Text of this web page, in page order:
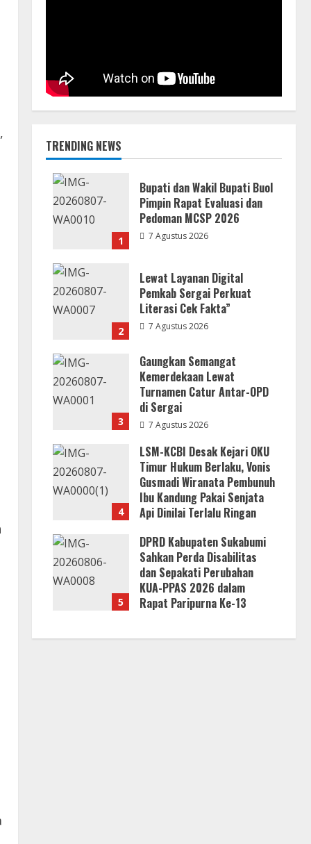
TRENDING NEWS
1
Bupati dan Wakil Bupati Buol
Pimpin Rapat Evaluasi dan
Pedoman MCSP 2026
7 Agustus 2026
2
Lewat Layanan Digital
Pemkab Sergai Perkuat
Literasi Cek Fakta”
7 Agustus 2026
3
Gaungkan Semangat
Kemerdekaan Lewat
Turnamen Catur Antar-OPD
di Sergai
7 Agustus 2026
4
LSM-KCBI Desak Kejari OKU
Timur Hukum Berlaku, Vonis
Gusmadi Wiranata Pembunuh
Ibu Kandung Pakai Senjata
Api Dinilai Terlalu Ringan
5
DPRD Kabupaten Sukabumi
Sahkan Perda Disabilitas
dan Sepakati Perubahan
KUA-PPAS 2026 dalam
Rapat Paripurna Ke-13